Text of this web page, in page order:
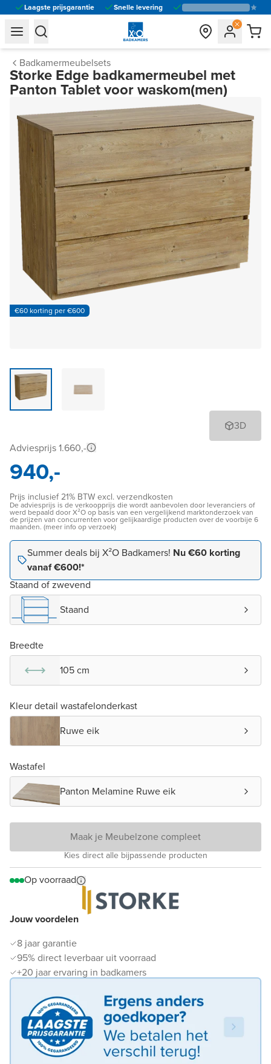
Laagste prijsgarantie Snelle levering
general.navigation.toggle_menu.label
general.navigation.toggle_menu.label
Badkamermeubelsets
Storke Edge badkamermeubel met
Panton Tablet voor waskom(men)
€60 korting per €600
3D
Jouw voordelen
8 jaar garantie
95% direct leverbaar uit voorraad
+20 jaar ervaring in badkamers
Adviesprijs 1.660,-
940,-
Prijs inclusief 21% BTW excl. verzendkosten
De adviesprijs is de verkoopprijs die wordt aanbevolen door leveranciers of
werd bepaald door X²O op basis van een vergelijkend marktonderzoek van
de prijzen van concurrenten voor gelijkaardige producten over de voorbije 6
maanden. (meer info op verzoek)
Summer deals bij X²O Badkamers! Nu €60 korting
vanaf €600!*
Staand of zwevend
Staand
Breedte
105 cm
Kleur detail wastafelonderkast
Ruwe eik
Wastafel
Panton Melamine Ruwe eik
Maak je Meubelzone compleet
Kies direct alle bijpassende producten
Op voorraad